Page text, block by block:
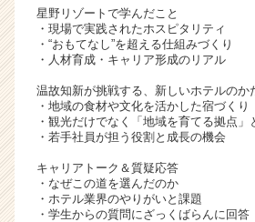
e
r）
星野リゾートで学んだこと
・現場で実践されたホスピタリティ
・“おもてなし”を超える仕組みづくり
・人材育成・キャリア形成のリアル
温故知新が挑戦する、新しいホテルのか
・地域の食材や文化を活かした宿づくり
・観光だけでなく「地域を育てる拠点」
・若手社員が担う役割と成長の機会
キャリアトーク＆質疑応答
・なぜこの道を選んだのか
・ホテル業界のやりがいと課題
・学生からの質問にざっくばらんに回答